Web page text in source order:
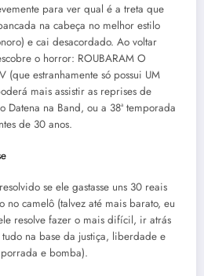
para ver qual é a treta que
na cabeça no melhor estilo
e cai desacordado. Ao voltar
o horror: ROUBARAM O
(que estranhamente só possui UM
mais assistir as reprises de
Datena na Band, ou a 38ª temporada
de 30 anos.
se ele gastasse uns 30 reais
no camelô (talvez até mais barato, eu
resolve fazer o mais difícil, ir atrás
na base da justiça, liberdade e
e bomba).